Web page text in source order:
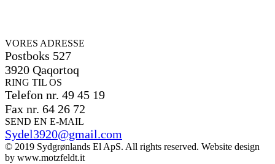
VORES ADRESSE
Postboks 527
3920 Qaqortoq
RING TIL OS
Telefon nr. 49 45 19
Fax nr. 64 26 72
SEND EN E-MAIL
Sydel3920@gmail.com
© 2019 Sydgrønlands El ApS. All rights reserved. Website design
by www.motzfeldt.it